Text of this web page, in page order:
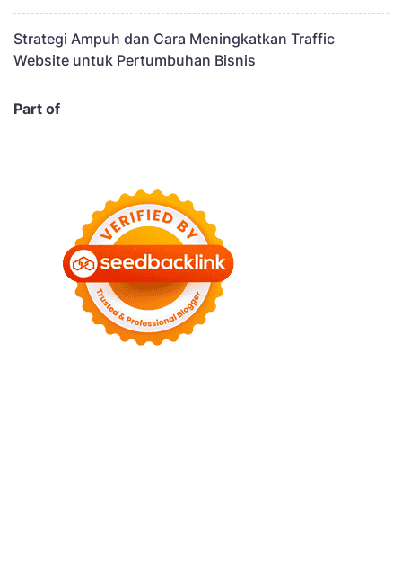
Strategi Ampuh dan Cara Meningkatkan Traffic
Website untuk Pertumbuhan Bisnis
Part of